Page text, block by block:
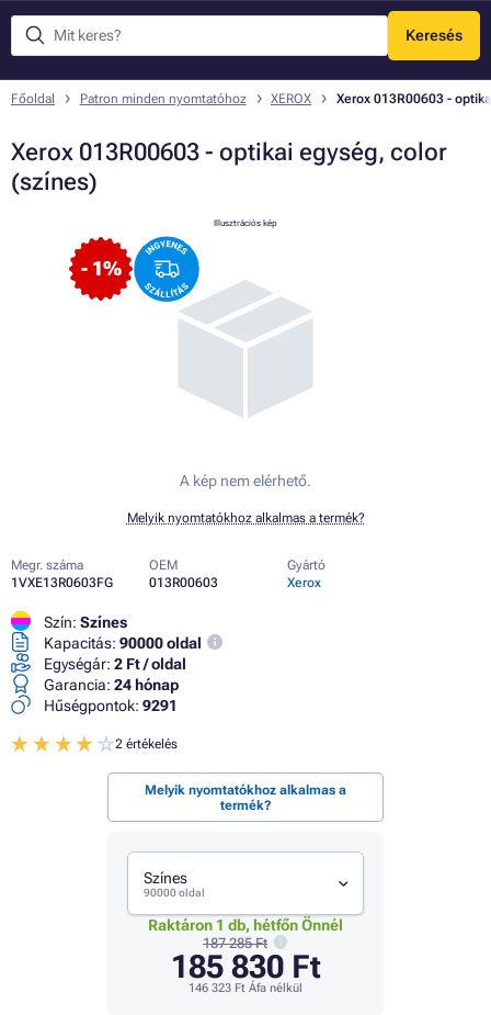
Keresés
Menü
Főoldal Patron minden nyomtatóhoz XEROX Xerox 013R00603 -
Xerox 013R00603 - optikai egység, color
(színes)
- 1%
Illusztrációs kép
A kép nem elérhető.
Melyik nyomtatókhoz alkalmas a termék?
Megr. száma
1VXE13R0603FG
OEM
013R00603
Gyártó
Xerox
Szín: Színes
Kapacitás: 90000 oldal
Egységár: 2 Ft / oldal
Garancia: 24 hónap
Hűségpontok: 9291
2 értékelés
Melyik nyomtatókhoz alkalmas a
termék?
Színes
90000 oldal
Raktáron 1 db, hétfőn Önnél
187 285 Ft
185 830 Ft
146 323 Ft Áfa nélkül